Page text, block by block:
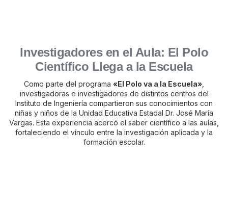
Investigadores en el Aula: El Polo
Científico Llega a la Escuela
Como parte del programa «El Polo va a la Escuela»
investigadoras e investigadores de distintos centros del
Instituto de Ingeniería compartieron sus conocimientos con
niñas y niños de la Unidad Educativa Estadal Dr. José María
Vargas. Esta experiencia acercó el saber científico a las aulas,
fortaleciendo el vínculo entre la investigación aplicada y la
formación escolar.